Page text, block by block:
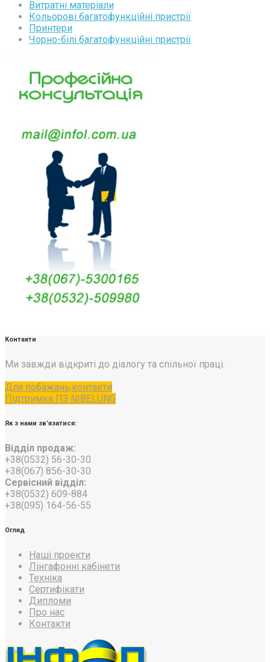
Витратні матеріали
Кольорові багатофункційні пристрії
Принтери
Чорно-білі багатофункційні пристрії
Контакти
Ми завжди відкриті до діалогу та спільної праці.
Для побажань,контакти
Підтримка ПЗ NIBELUNG
Як з нами зв’язатися:
Відділ продаж:
+38(0532) 56-30-30
+38(067) 856-30-30
Сервісний відділ:
+38(0532) 609-884
+38(095) 164-56-55
Огляд
Наші проекти
Лінгафонні кабінети
Техніка
Сертифікати
Дипломи
Про нас
Контакти